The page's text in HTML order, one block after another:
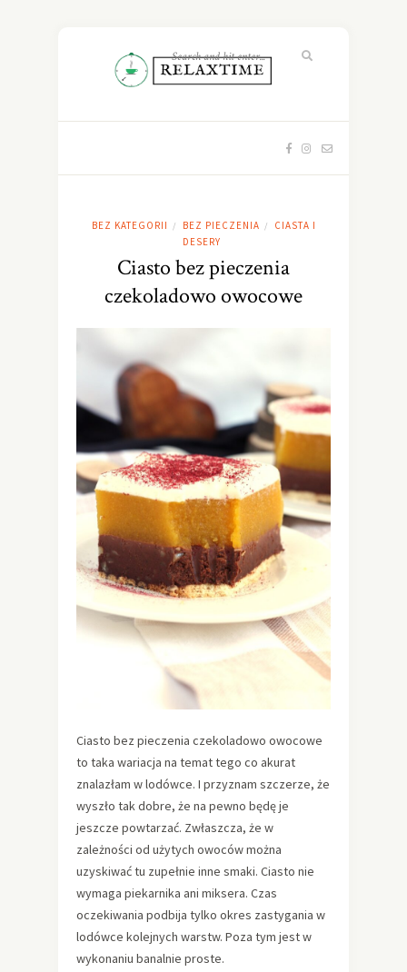
BEZ KATEGORII / BEZ PIECZENIA /
CIASTA I
DESERY
Ciasto bez pieczenia
czekoladowo owocowe
Ciasto bez pieczenia czekoladowo owocowe
to taka wariacja na temat tego co akurat
znalazłam w lodówce. I przyznam szczerze, że
wyszło tak dobre, że na pewno będę je
jeszcze powtarzać. Zwłaszcza, że w
zależności od użytych owoców można
uzyskiwać tu zupełnie inne smaki. Ciasto nie
wymaga piekarnika ani miksera. Czas
oczekiwania podbija tylko okres zastygania w
lodówce kolejnych warstw. Poza tym jest w
wykonaniu banalnie proste.